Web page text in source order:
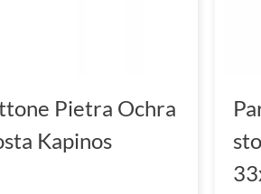
Pietra Ochra
Kapinos